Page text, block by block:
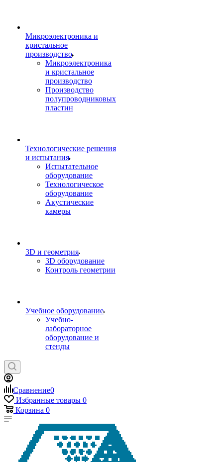
Микроэлектроника и
кристальное
производство
Микроэлектроника
и кристальное
производство
Производство
полупроводниковых
пластин
Технологические решения
и испытания
Испытательное
оборудование
Технологическое
оборудование
Акустические
камеры
3D и геометрия
3D оборудование
Контроль геометрии
Учебное оборудование
Учебно-
лабораторное
оборудование и
стенды
Сравнение0
Избранные товары 0
Корзина 0